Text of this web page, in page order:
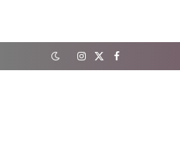
فيسبوك
X
الانستغرام